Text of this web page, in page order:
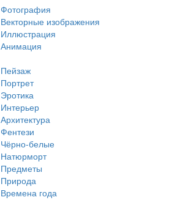
Фотография
Векторные изображения
Иллюстрация
Анимация
Пейзаж
Портрет
Эротика
Интерьер
Архитектура
Фентези
Чёрно-белые
Натюрморт
Предметы
Природа
Времена года